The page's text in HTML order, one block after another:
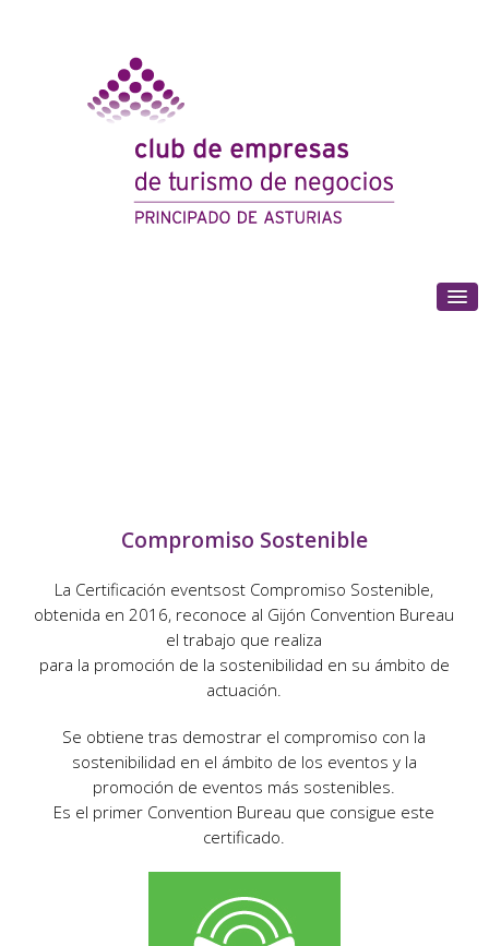
Compromiso Sostenible
La Certificación eventsost Compromiso Sostenible,
obtenida en 2016, reconoce al Gijón Convention Bureau
el trabajo que realiza
para la promoción de la sostenibilidad en su ámbito de
actuación.
Se obtiene tras demostrar el compromiso con la
sostenibilidad en el ámbito de los eventos y la
promoción de eventos más sostenibles.
Es el primer Convention Bureau que consigue este
certificado.